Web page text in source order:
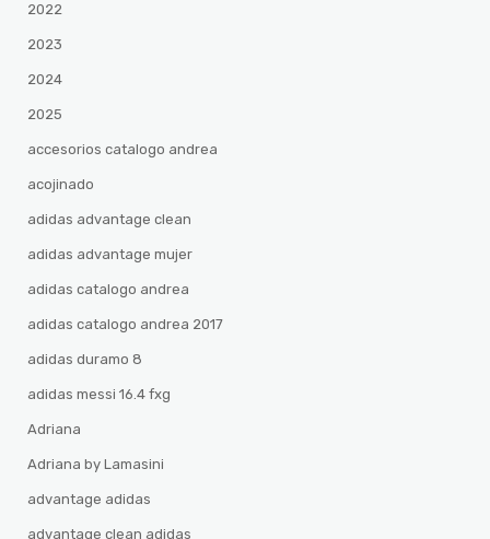
2022
2023
2024
2025
accesorios catalogo andrea
acojinado
adidas advantage clean
adidas advantage mujer
adidas catalogo andrea
adidas catalogo andrea 2017
adidas duramo 8
adidas messi 16.4 fxg
Adriana
Adriana by Lamasini
advantage adidas
advantage clean adidas